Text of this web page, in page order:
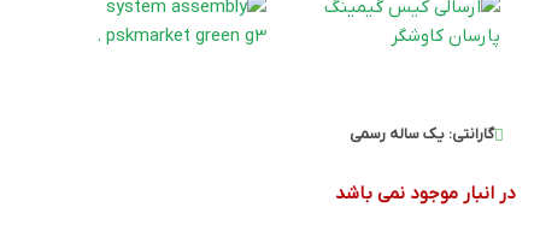
گارانتی: یک ساله رسمی
در انبار موجود نمی باشد